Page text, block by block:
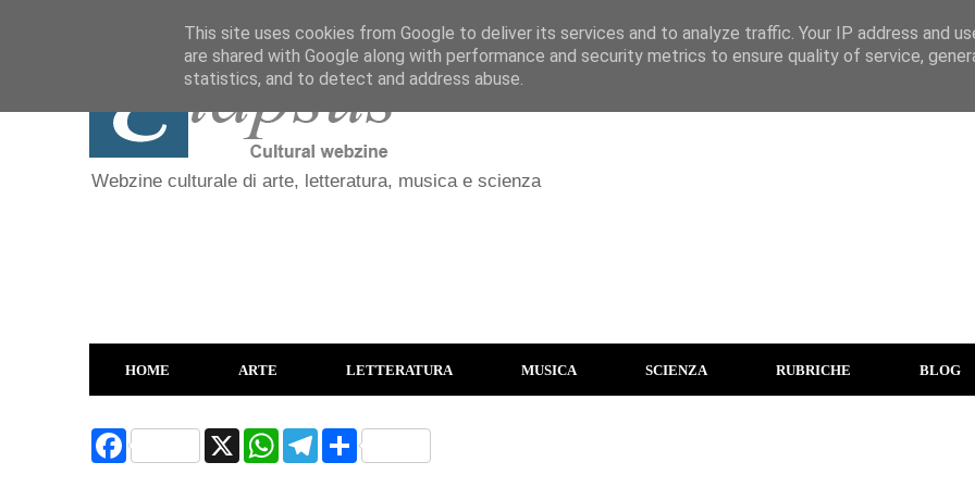
Webzine culturale di arte, letteratura, musica e scienza
HOME ARTE LETTERATURA MUSICA SCIENZA RUBRICHE BLOG
F
a
X
W
T
S
h
This site uses cookies from Google to deliver its services and to analyze traffic. Your IP address and
are shared with Google along with performance and security metrics to ensure quality of service,
statistics, and to detect and address abuse.